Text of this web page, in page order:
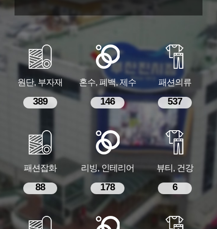
원단, 부자재
389
혼수, 폐백, 제수
146
패션의류
537
패션잡화
88
리빙, 인테리어
178
뷰티, 건강
6